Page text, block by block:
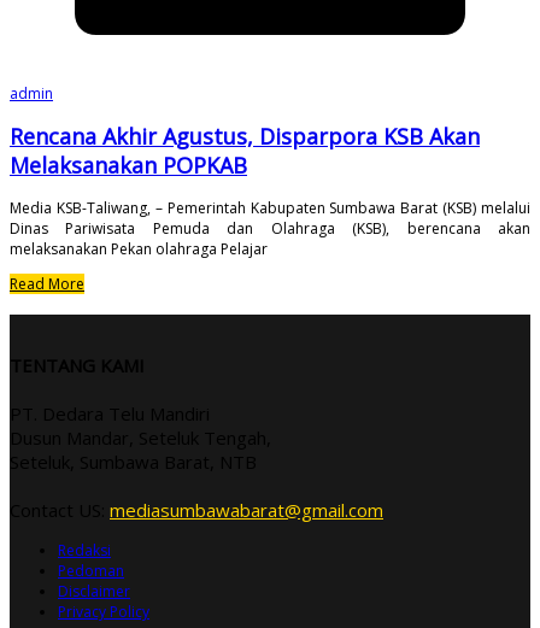
admin
Rencana Akhir Agustus, Disparpora KSB Akan
Melaksanakan POPKAB
Media KSB-Taliwang, – Pemerintah Kabupaten Sumbawa Barat (KSB) melalui
Dinas Pariwisata Pemuda dan Olahraga (KSB), berencana akan
melaksanakan Pekan olahraga Pelajar
Read More
TENTANG KAMI
PT. Dedara Telu Mandiri
Dusun Mandar, Seteluk Tengah,
Seteluk, Sumbawa Barat, NTB
Contact US: mediasumbawabarat@gmail.com
Redaksi
Pedoman
Disclaimer
Privacy Policy